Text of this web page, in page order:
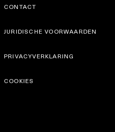
CONTACT
JURIDISCHE VOORWAARDEN
PRIVACYVERKLARING
COOKIES